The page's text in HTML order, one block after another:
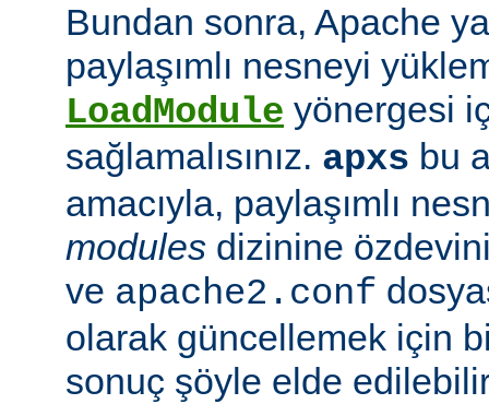
Bundan sonra, Apache
paylaşımlı nesneyi
LoadModule yönergesi
sağlamalısınız. apxs bu
amacıyla, paylaşımlı
modules dizinine
ve apache2.conf
olarak güncellemek için
sonuç şöyle elde